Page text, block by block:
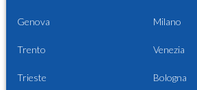
Genova Milano
Trento Venezia
Trieste Bologna